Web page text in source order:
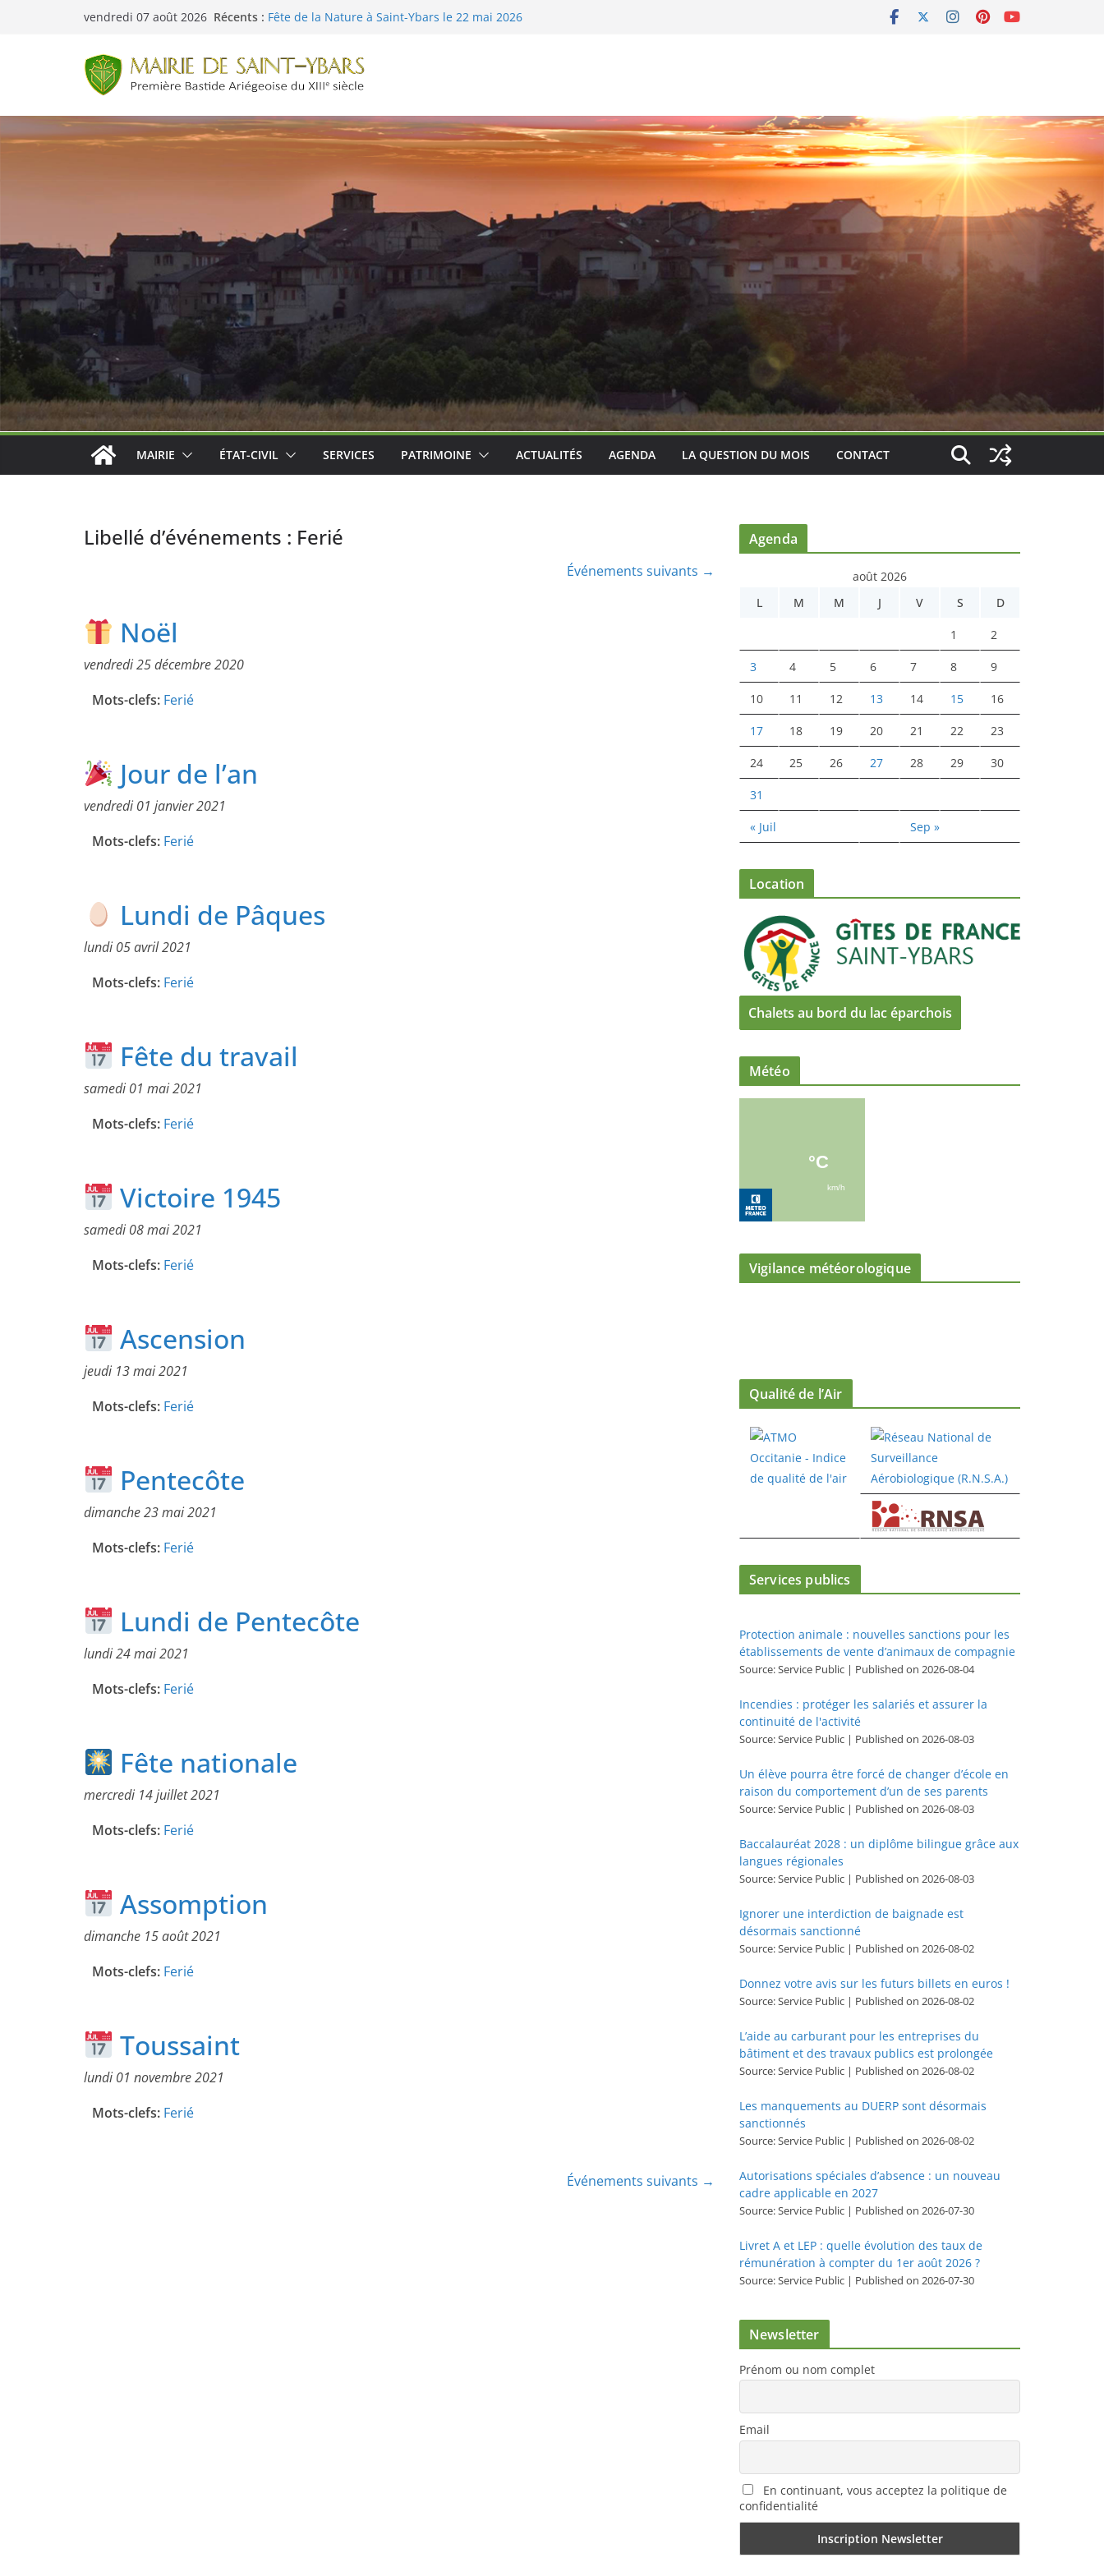
vendredi 07 août 2026 Récents : Fête de la Nature à Saint-Ybars le 22 mai 2026
Retour des cours de danses de salon à Saint-Ybars !
MAIRIE ÉTAT-CIVIL SERVICES PATRIMOINE ACTUALITÉS AGENDA LA QUESTION DU MOIS CONTACT
Libellé d’événements : Ferié
Événements suivants →
Noël
vendredi 25 décembre 2020
Mots-clefs: Ferié
Jour de l’an
vendredi 01 janvier 2021
Mots-clefs: Ferié
Lundi de Pâques
lundi 05 avril 2021
Mots-clefs: Ferié
Fête du travail
samedi 01 mai 2021
Mots-clefs: Ferié
Victoire 1945
samedi 08 mai 2021
Mots-clefs: Ferié
Ascension
jeudi 13 mai 2021
Mots-clefs: Ferié
Pentecôte
dimanche 23 mai 2021
Mots-clefs: Ferié
Lundi de Pentecôte
lundi 24 mai 2021
Mots-clefs: Ferié
Fête nationale
mercredi 14 juillet 2021
Mots-clefs: Ferié
Assomption
dimanche 15 août 2021
Mots-clefs: Ferié
Toussaint
lundi 01 novembre 2021
Mots-clefs: Ferié
Événements suivants →
Agenda
août 2026
L
M M J V S D
1 2
3 4 5 6 7 8 9
10 11 12 13 14 15 16
17 18 19 20 21 22 23
24 25 26 27 28 29 30
31
« Juil Sep »
Location
Chalets au bord du lac éparchois
Météo
Vigilance météorologique
Qualité de l’Air
Services publics
Protection animale : nouvelles sanctions pour les
établissements de vente d’animaux de compagnie
Source: Service Public Published on 2026-08-04
Incendies : protéger les salariés et assurer la
continuité de l'activité
Source: Service Public Published on 2026-08-03
Un élève pourra être forcé de changer d’école en
raison du comportement d’un de ses parents
Source: Service Public Published on 2026-08-03
Baccalauréat 2028 : un diplôme bilingue grâce aux
langues régionales
Source: Service Public Published on 2026-08-03
Ignorer une interdiction de baignade est
désormais sanctionné
Source: Service Public Published on 2026-08-02
Donnez votre avis sur les futurs billets en euros !
Source: Service Public Published on 2026-08-02
L’aide au carburant pour les entreprises du
bâtiment et des travaux publics est prolongée
Source: Service Public Published on 2026-08-02
Les manquements au DUERP sont désormais
sanctionnés
Source: Service Public Published on 2026-08-02
Autorisations spéciales d’absence : un nouveau
cadre applicable en 2027
Source: Service Public Published on 2026-07-30
Livret A et LEP : quelle évolution des taux de
rémunération à compter du 1er août 2026 ?
Source: Service Public Published on 2026-07-30
Newsletter
Prénom ou nom complet
Email
En continuant, vous acceptez la politique de
confidentialité